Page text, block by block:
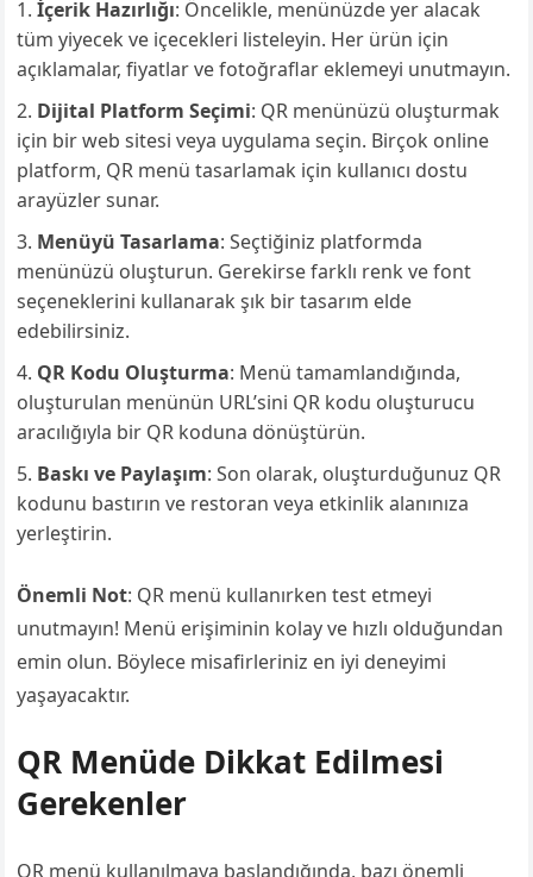
İçerik Hazırlığı: Öncelikle, menünüzde yer alacak
tüm yiyecek ve içecekleri listeleyin. Her ürün için
açıklamalar, fiyatlar ve fotoğraflar eklemeyi unutmayın.
Dijital Platform Seçimi: QR menünüzü oluşturmak
için bir web sitesi veya uygulama seçin. Birçok online
platform, QR menü tasarlamak için kullanıcı dostu
arayüzler sunar.
Menüyü Tasarlama: Seçtiğiniz platformda
menünüzü oluşturun. Gerekirse farklı renk ve font
seçeneklerini kullanarak şık bir tasarım elde
edebilirsiniz.
QR Kodu Oluşturma: Menü tamamlandığında,
oluşturulan menünün URL’sini QR kodu oluşturucu
aracılığıyla bir QR koduna dönüştürün.
Baskı ve Paylaşım: Son olarak, oluşturduğunuz QR
kodunu bastırın ve restoran veya etkinlik alanınıza
yerleştirin.
Önemli Not: QR menü kullanırken test etmeyi
unutmayın! Menü erişiminin kolay ve hızlı olduğundan
emin olun. Böylece misafirleriniz en iyi deneyimi
yaşayacaktır.
QR Menüde Dikkat Edilmesi
Gerekenler
QR menü kullanılmaya başlandığında, bazı önemli